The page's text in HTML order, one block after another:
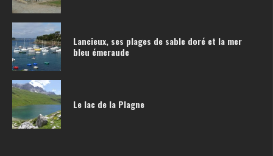
Lancieux, ses plages de sable doré et la mer
bleu émeraude
Le lac de la Plagne